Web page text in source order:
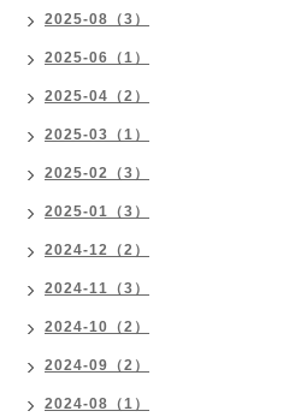
2025-08（3）
2025-06（1）
2025-04（2）
2025-03（1）
2025-02（3）
2025-01（3）
2024-12（2）
2024-11（3）
2024-10（2）
2024-09（2）
2024-08（1）